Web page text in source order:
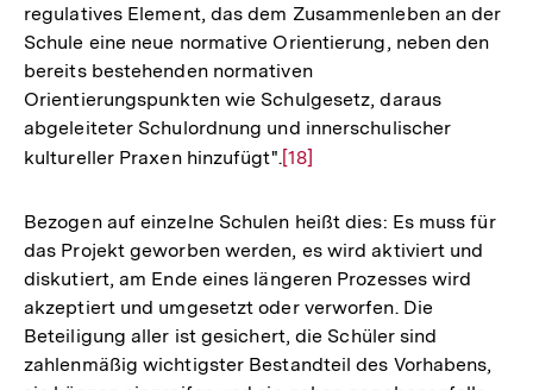
regulatives Element, das dem Zusammenleben an der
Schule eine neue normative Orientierung, neben den
bereits bestehenden normativen
Orientierungspunkten wie Schulgesetz, daraus
abgeleiteter Schulordnung und innerschulischer
kultureller Praxen hinzufügt".Zur
der
Fußnote
[18]
Bezogen auf einzelne Schulen heißt dies: Es muss für
das Projekt geworben werden, es wird aktiviert und
diskutiert, am Ende eines längeren Prozesses wird
akzeptiert und umgesetzt oder verworfen. Die
Beteiligung aller ist gesichert, die Schüler sind
zahlenmäßig wichtigster Bestandteil des Vorhabens,